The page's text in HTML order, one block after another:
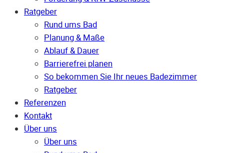
Ratgeber
Rund ums Bad
Planung & Maße
Ablauf & Dauer
Barrierefrei planen
So bekommen Sie Ihr neues Badezimmer
Ratgeber
Referenzen
Kontakt
Über uns
Über uns